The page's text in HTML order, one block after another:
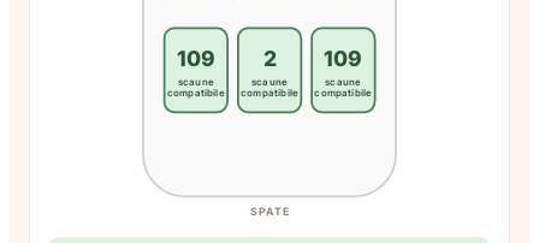
SPATE
109
scaune
compatibile
2
scaune
compatibile
109
scaune
compatibile